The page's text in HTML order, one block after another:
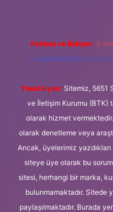
Reklam ve İletişim: E-
forumhizmeti@gmail.com
Yasal Uyarı: Sitemiz, 5651
ve İletişim Kurumu (BTK)
olarak hizmet
olarak denetleme veya
Ancak, üyelerimiz
siteye üye olarak bu
sitesi, herhangi bir marka,
bulunmamaktadır. Sitede
paylaşılmaktadır. Burada